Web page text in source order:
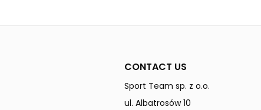
CONTACT US
Sport Team sp. z o.o.
ul. Albatrosów 10